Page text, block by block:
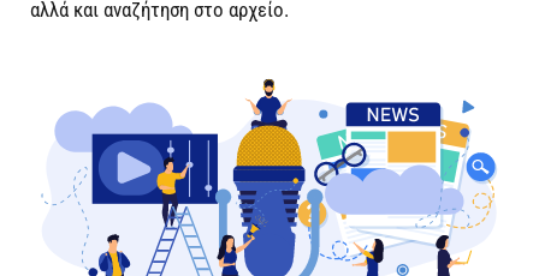
αλλά και αναζήτηση στο αρχείο.